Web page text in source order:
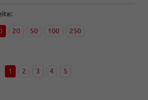
20 50 100 250
1 2 3 4 5